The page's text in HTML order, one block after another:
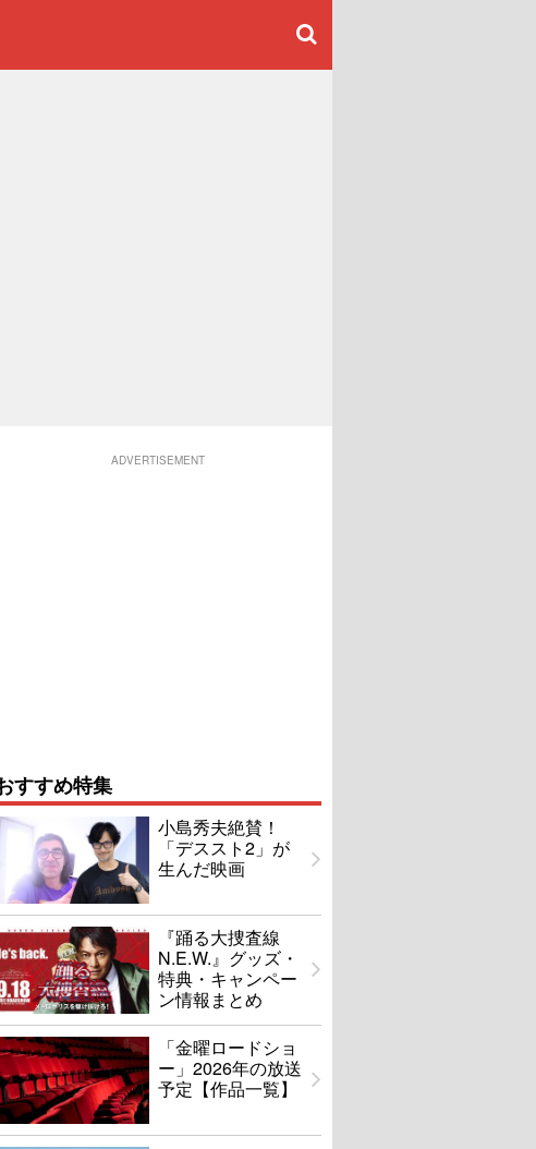
ADVERTISEMENT
すすめ特集
小島秀夫絶賛！
「デススト2」が
生んだ映画
『踊る大捜査線
N.E.W.』グッズ・
特典・キャンペー
ン情報まとめ
「金曜ロードショ
ー」2026年の放送
予定【作品一覧】